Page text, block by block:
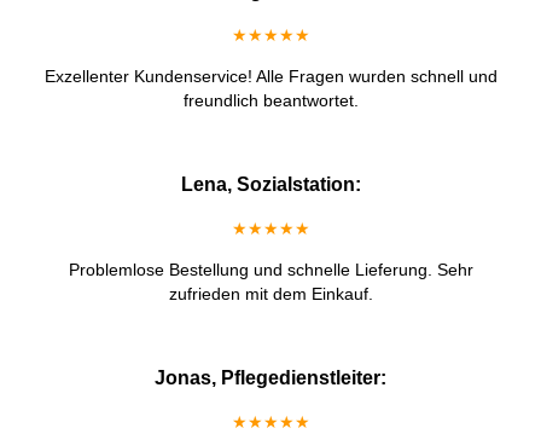
★★★★★
Exzellenter Kundenservice! Alle Fragen wurden schnell und
freundlich beantwortet.
Lena, Sozialstation:
★★★★★
Problemlose Bestellung und schnelle Lieferung. Sehr
zufrieden mit dem Einkauf.
Jonas, Pflegedienstleiter:
★★★★★